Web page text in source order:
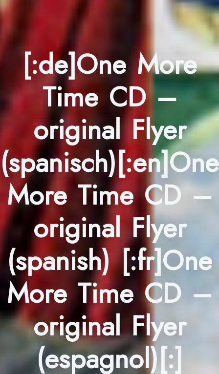
[:de]One More
Time CD –
original Flyer
(spanisch)[:en]One
More Time CD –
original Flyer
(spanish) [:fr]One
More Time CD –
original Flyer
(espagnol)[:]